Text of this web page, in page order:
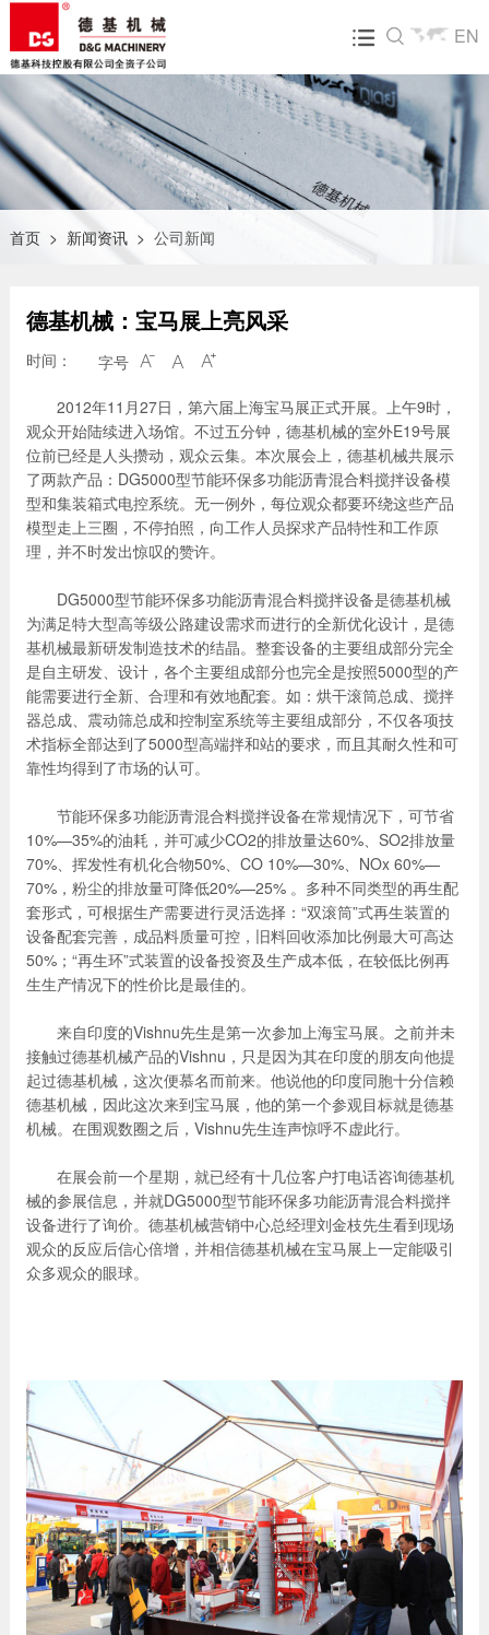
EN

关于我们
走进德基
企业文化
技术研发
公司荣誉
视频中心
产品中心
DGX系列沥青混合料搅拌设备
环保型沥青混合料搅拌设备
整体式再生设备
沥青混合料再生设备<组合式>
集装箱模块式沥青混合料搅拌设备
拖挂式沥青混合料搅拌设备
RAP齿辊破碎筛分设备
物联网及生产管理系统（飞越智云）
产品展示
飞达服务
营销网络
售后服务
配件业务
新闻资讯
公司新闻
行业动态
展会活动
碳核查第三方声明
人才招聘
人才招聘
简历投递
首页 > 新闻资讯 > 公司新闻
德基机械：宝马展上亮风采
时间： 字号   
2012年11月27日，第六届上海宝马展正式开展。上午9时，
观众开始陆续进入场馆。不过五分钟，德基机械的室外E19号展
位前已经是人头攒动，观众云集。本次展会上，德基机械共展示
了两款产品：DG5000型节能环保多功能沥青混合料搅拌设备模
型和集装箱式电控系统。无一例外，每位观众都要环绕这些产品
模型走上三圈，不停拍照，向工作人员探求产品特性和工作原
理，并不时发出惊叹的赞许。
DG5000型节能环保多功能沥青混合料搅拌设备是德基机械
为满足特大型高等级公路建设需求而进行的全新优化设计，是德
基机械最新研发制造技术的结晶。整套设备的主要组成部分完全
是自主研发、设计，各个主要组成部分也完全是按照5000型的产
能需要进行全新、合理和有效地配套。如：烘干滚筒总成、搅拌
器总成、震动筛总成和控制室系统等主要组成部分，不仅各项技
术指标全部达到了5000型高端拌和站的要求，而且其耐久性和可
靠性均得到了市场的认可。
节能环保多功能沥青混合料搅拌设备在常规情况下，可节省
10%—35%的油耗，并可减少CO2的排放量达60%、SO2排放量
70%、挥发性有机化合物50%、CO 10%—30%、NOx 60%—
70%，粉尘的排放量可降低20%—25% 。多种不同类型的再生配
套形式，可根据生产需要进行灵活选择：“双滚筒”式再生装置的
设备配套完善，成品料质量可控，旧料回收添加比例最大可高达
50%；“再生环”式装置的设备投资及生产成本低，在较低比例再
生生产情况下的性价比是最佳的。
来自印度的Vishnu先生是第一次参加上海宝马展。之前并未
接触过德基机械产品的Vishnu，只是因为其在印度的朋友向他提
起过德基机械，这次便慕名而前来。他说他的印度同胞十分信赖
德基机械，因此这次来到宝马展，他的第一个参观目标就是德基
机械。在围观数圈之后，Vishnu先生连声惊呼不虚此行。
在展会前一个星期，就已经有十几位客户打电话咨询德基机
械的参展信息，并就DG5000型节能环保多功能沥青混合料搅拌
设备进行了询价。德基机械营销中心总经理刘金枝先生看到现场
观众的反应后信心倍增，并相信德基机械在宝马展上一定能吸引
众多观众的眼球。